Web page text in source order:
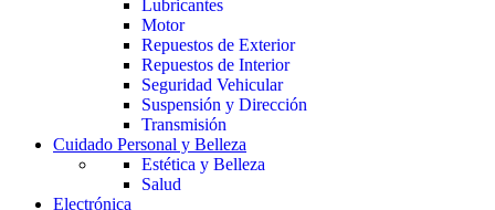
Lubricantes
Motor
Repuestos de Exterior
Repuestos de Interior
Seguridad Vehicular
Suspensión y Dirección
Transmisión
Cuidado Personal y Belleza
Estética y Belleza
Salud
Electrónica